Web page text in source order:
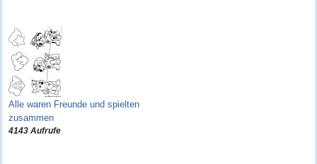
Alle waren Freunde und spielten
zusammen
4143 Aufrufe